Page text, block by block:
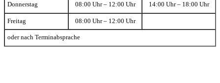
Donnerstag 08:00 Uhr – 12:00 Uhr 14:00 Uhr – 18:00 Uhr
Freitag 08:00 Uhr – 12:00 Uhr
oder nach Terminabsprache